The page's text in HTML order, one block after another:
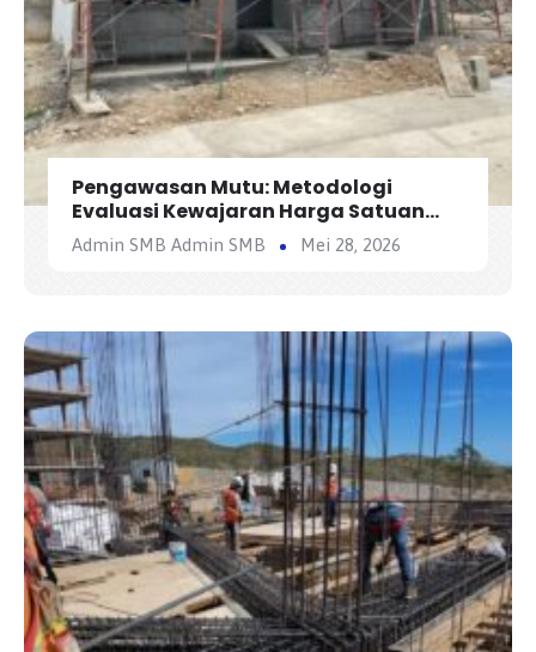
Pengawasan Mutu: Metodologi
Evaluasi Kewajaran Harga Satuan
Penawaran Kontraktor
Admin SMB Admin SMB Mei 28, 2026